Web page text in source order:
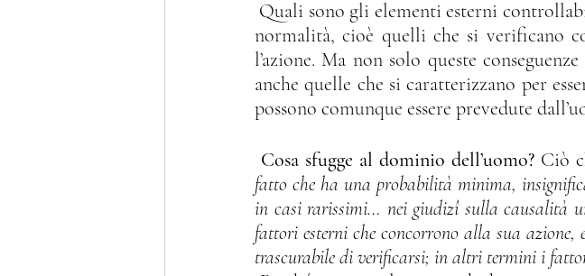
normalità, cioè quelli che si verificano
l’azione. Ma non solo queste
anche quelle che si caratterizzano per
possono comunque essere prevedute
Cosa sfugge al dominio dell’uomo? Ciò
fatto che ha una probabilità minima,
in casi rarissimi… nei giudizî sulla causalità
fattori esterni che concorrono alla sua
trascurabile di verificarsi; in altri termini i